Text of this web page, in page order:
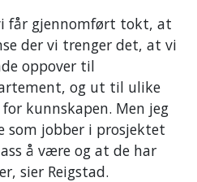
får gjennomført tokt, at
der vi trenger det, at vi
oppover til
og ut til ulike
kunnskapen. Men jeg
som jobber i prosjektet
å være og at de har
sier Reigstad.